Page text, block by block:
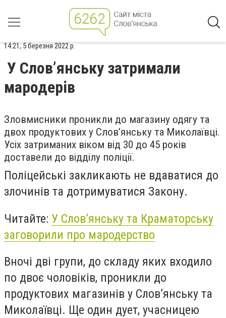
14:21, 5 березня 2022 р.
У Слов’янську затримали
мародерів
Зловмисники проникли до магазину одягу та
двох продуктових у Слов’янську та Миколаївці.
Усіх затриманих віком від 30 до 45 років
доставели до відділу поліції.
Поліцейські закликають не вдаватися до
злочинів та дотримуватися Закону.
Читайте: У Слов’янську та Краматорську
заговорили про мародерство
Вночі дві групи, до складу яких входило
по двоє чоловіків, проникли до
продуктових магазинів у Слов’янську та
Миколаївці. Ще один дует, учасницею